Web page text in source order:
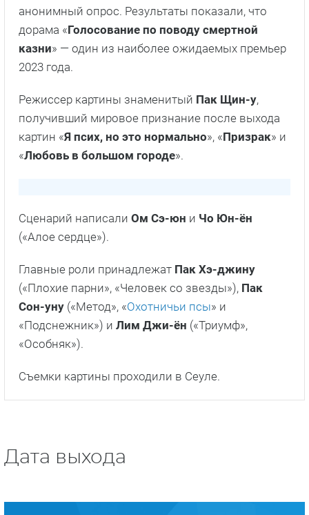
анонимный опрос. Результаты показали, что
дорама «Голосование по поводу смертной
казни» — один из наиболее ожидаемых премьер
2023 года.
Режиссер картины знаменитый Пак Щин-у,
получивший мировое признание после выхода
картин «Я псих, но это нормально», «Призрак» и
«Любовь в большом городе».
Сценарий написали Ом Сэ-юн и Чо Юн-ён
(«Алое сердце»).
Главные роли принадлежат Пак Хэ-джину
(«Плохие парни», «Человек со звезды»), Пак
Сон-уну («Метод», «Охотничьи псы» и
«Подснежник») и Лим Джи-ён («Триумф»,
«Особняк»).
Съемки картины проходили в Сеуле.
Дата выхода